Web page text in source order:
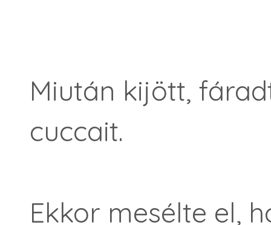
Miután kijött,
cuccait.
Ekkor mesélte el,